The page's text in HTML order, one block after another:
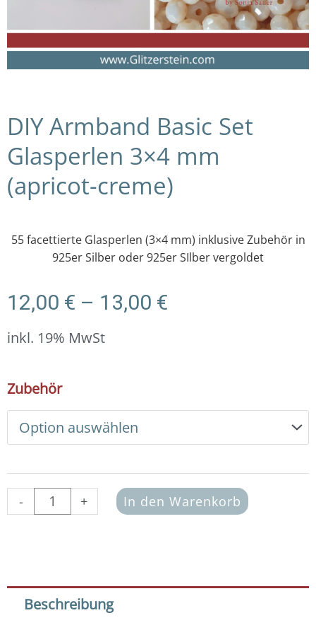
DIY Armband Basic Set
Glasperlen 3×4 mm
(apricot-creme)
55 facettierte Glasperlen (3×4 mm) inklusive Zubehör in
925er Silber oder 925er SIlber vergoldet
12,00 € – 13,00 €
inkl. 19% MwSt
Zubehör
-
DIY
Armband
Basic
Set
Glasperlen
mm
(apricot-
creme)
+ In den Warenkorb
Beschreibung